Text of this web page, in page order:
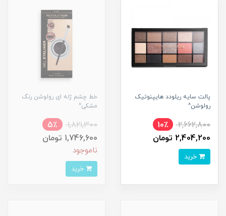
پالت سایه ریلودد هایپنوتیک
رولوشن^
2,662,800
10٪
2,404,200 تومان
خط چشم ژله ای رولوشن رنگ
مشکی^
1,821,300
5٪
1,746,600 تومان
ناموجود